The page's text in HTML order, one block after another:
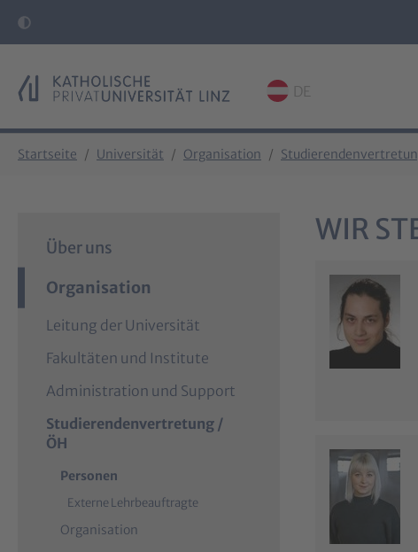
DE
Startseite Universität Organisation
Über uns
Organisation
Leitung der Universität
Fakultäten und Institute
Administration und Support
Studierendenvertretung /
ÖH
Personen
u
r
Externe Lehrbeauftragte
Organisation
WIR